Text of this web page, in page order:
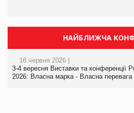
НАЙБЛИЖЧА
18 червня 2026 |
3-4 вересня Виставки та конференції
2026: Власна марка - Власна перевага